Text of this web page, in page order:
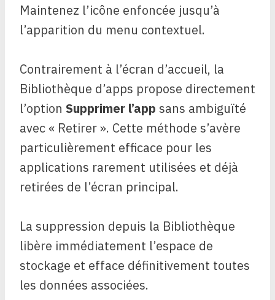
Maintenez l’icône enfoncée jusqu’à
l’apparition du menu contextuel.
Contrairement à l’écran d’accueil, la
Bibliothèque d’apps propose directement
l’option Supprimer l’app sans ambiguïté
avec « Retirer ». Cette méthode s’avère
particulièrement efficace pour les
applications rarement utilisées et déjà
retirées de l’écran principal.
La suppression depuis la Bibliothèque
libère immédiatement l’espace de
stockage et efface définitivement toutes
les données associées.